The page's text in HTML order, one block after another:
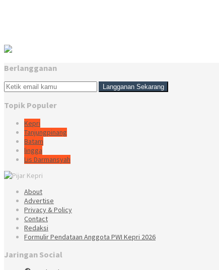
Berlangganan
Topik Populer
Kepri
Tanjungpinang
Batam
lingga
Lis Darmansyah
About
Advertise
Privacy & Policy
Contact
Redaksi
Formulir Pendataan Anggota PWI Kepri 2026
Jaringan Social